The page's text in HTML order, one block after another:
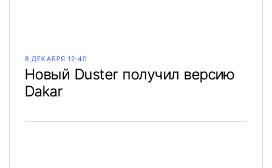
8 ДЕКАБРЯ 12:40
Новый Duster получил версию
Dakar